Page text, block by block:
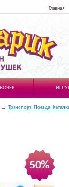
Главная
Транспорт. Поезда.
50%